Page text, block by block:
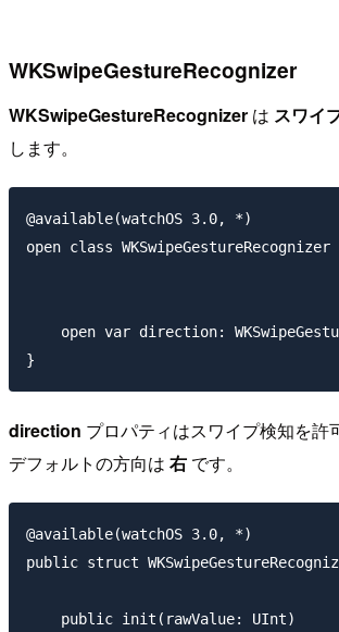
WKSwipeGestureRecognizer
WKSwipeGestureRecognizer は スワイ
します。
@available(watchOS 3.0, *)
open class
open var direction:
direction プロパティはスワイプ検知を許
デフォルトの方向は 右 です。
@available(watchOS 3.0, *)
public struct
    public init(rawValue: UInt)